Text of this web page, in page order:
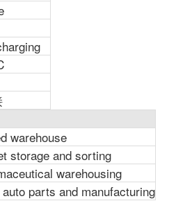
warehouse
storage and sorting
warehousing
parts and manufacturing